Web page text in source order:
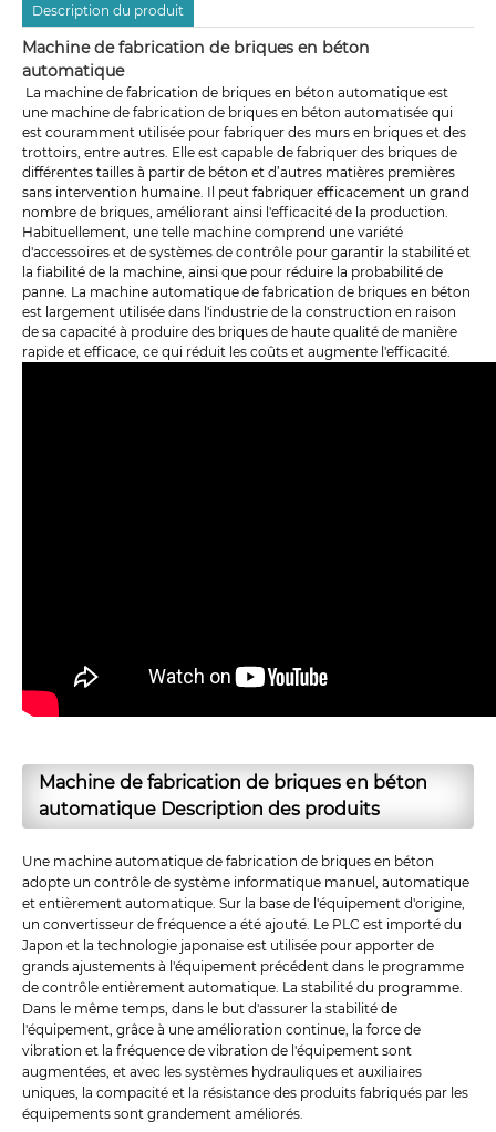
Description du produit
Machine de fabrication de briques en béton
automatique
La machine de fabrication de briques en béton automatique est
une machine de fabrication de briques en béton automatisée qui
est couramment utilisée pour fabriquer des murs en briques et des
trottoirs, entre autres. Elle est capable de fabriquer des briques de
différentes tailles à partir de béton et d’autres matières premières
sans intervention humaine. Il peut fabriquer efficacement un grand
nombre de briques, améliorant ainsi l'efficacité de la production.
Habituellement, une telle machine comprend une variété
d'accessoires et de systèmes de contrôle pour garantir la stabilité et
la fiabilité de la machine, ainsi que pour réduire la probabilité de
panne. La machine automatique de fabrication de briques en béton
est largement utilisée dans l'industrie de la construction en raison
de sa capacité à produire des briques de haute qualité de manière
rapide et efficace, ce qui réduit les coûts et augmente l'efficacité.
Machine de fabrication de briques en béton
automatique Description des produits
Une machine automatique de fabrication de briques en béton
adopte un contrôle de système informatique manuel, automatique
et entièrement automatique. Sur la base de l'équipement d'origine,
un convertisseur de fréquence a été ajouté. Le PLC est importé du
Japon et la technologie japonaise est utilisée pour apporter de
grands ajustements à l'équipement précédent dans le programme
de contrôle entièrement automatique. La stabilité du programme.
Dans le même temps, dans le but d'assurer la stabilité de
l'équipement, grâce à une amélioration continue, la force de
vibration et la fréquence de vibration de l'équipement sont
augmentées, et avec les systèmes hydrauliques et auxiliaires
uniques, la compacité et la résistance des produits fabriqués par les
équipements sont grandement améliorés.